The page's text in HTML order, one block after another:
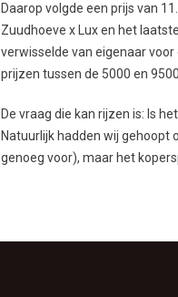
Daarop volgde een prijs van
Zuudhoeve x Lux en het
verwisselde van eigenaar
prijzen tussen de 5000 en
De vraag die kan rijzen is: Is
Natuurlijk hadden wij gehoopt
genoeg voor), maar het